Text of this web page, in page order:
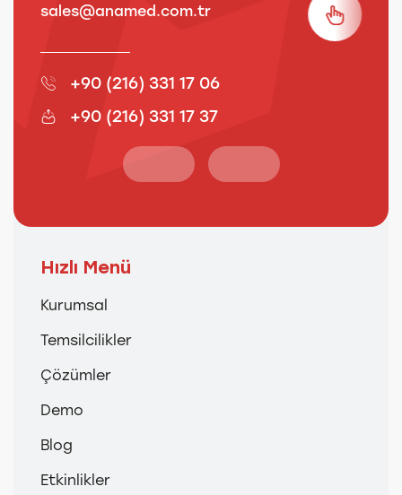
sales@anamed.com.tr
+90 (216) 331 17 06
+90 (216) 331 17 37
Hızlı Menü
Kurumsal
Temsilcilikler
Çözümler
Demo
Blog
Etkinlikler